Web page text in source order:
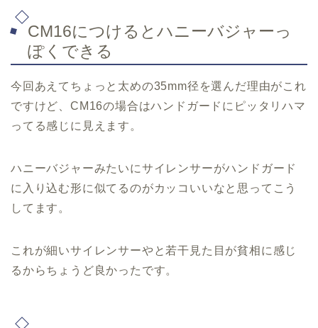
CM16につけるとハニーバジャーっ
ぽくできる
今回あえてちょっと太めの35mm径を選んだ理由がこれ
ですけど、CM16の場合はハンドガードにピッタリハマ
ってる感じに見えます。
ハニーバジャーみたいにサイレンサーがハンドガード
に入り込む形に似てるのがカッコいいなと思ってこう
してます。
これが細いサイレンサーやと若干見た目が貧相に感じ
るからちょうど良かったです。